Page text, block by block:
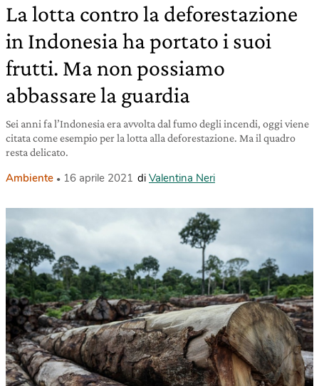
La lotta contro la deforestazione
in Indonesia ha portato i suoi
frutti. Ma non possiamo
abbassare la guardia
Sei anni fa l’Indonesia era avvolta dal fumo degli incendi, oggi viene
citata come esempio per la lotta alla deforestazione. Ma il quadro
resta delicato.
Ambiente 16 aprile 2021 di Valentina Neri